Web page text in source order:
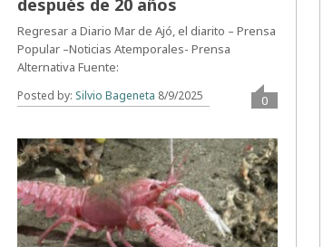
después de 20 años
Regresar a Diario Mar de Ajó, el diarito – Prensa
Popular –Noticias Atemporales- Prensa
Alternativa Fuente:
Posted by: Silvio Bageneta 8/9/2025 0